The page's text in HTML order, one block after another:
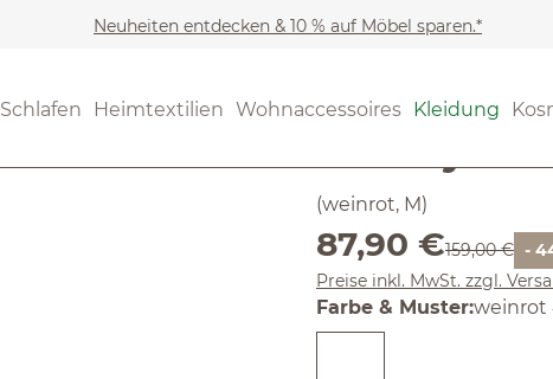
Neuheiten entdecken & 10 % auf Möbel sparen.*
Schlafen Heimtextilien Wohnaccessoires Kleidung
Noch keine Bewertungen
(weinrot, M)
Verkaufspreis:
87,90 €Regulärer
159,00 € -
Preise inkl. MwSt. zzgl.
Farbe & Muster:weinrot